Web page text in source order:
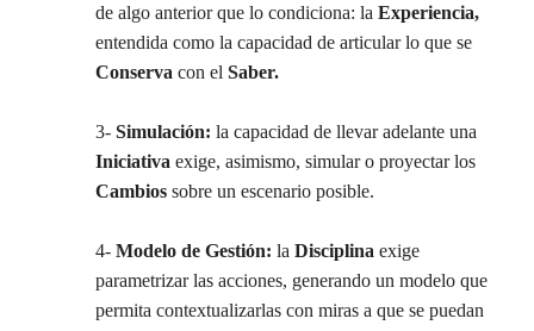
de algo anterior que lo condiciona: la Experiencia,
entendida como la capacidad de articular lo que se
Conserva con el Saber.
3- Simulación: la capacidad de llevar adelante una
Iniciativa exige, asimismo, simular o proyectar los
Cambios sobre un escenario posible.
4- Modelo de Gestión: la Disciplina exige
parametrizar las acciones, generando un modelo que
permita contextualizarlas con miras a que se puedan